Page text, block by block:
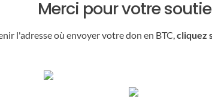
Merci pour votre
l'adresse où envoyer votre don en BTC, cliquez